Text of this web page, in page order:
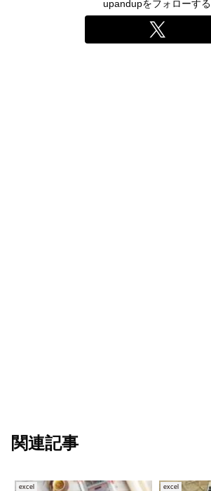
upandupをフォローする
関連記事
excel excel